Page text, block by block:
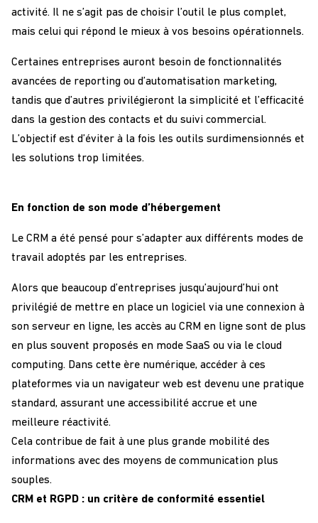
activité. Il ne s’agit pas de choisir l’outil le plus complet,
mais celui qui répond le mieux à vos besoins opérationnels.
Certaines entreprises auront besoin de fonctionnalités
avancées de reporting ou d’automatisation marketing,
tandis que d’autres privilégieront la simplicité et l’efficacité
dans la gestion des contacts et du suivi commercial.
L’objectif est d’éviter à la fois les outils surdimensionnés et
les solutions trop limitées.
En fonction de son mode d’hébergement
Le CRM a été pensé pour s’adapter aux différents modes de
travail adoptés par les entreprises.
Alors que beaucoup d’entreprises jusqu’aujourd’hui ont
privilégié de mettre en place un logiciel via une connexion à
son serveur en ligne, les accès au CRM en ligne sont de plus
en plus souvent proposés en mode SaaS ou via le cloud
computing. Dans cette ère numérique, accéder à ces
plateformes via un navigateur web est devenu une pratique
standard, assurant une accessibilité accrue et une
meilleure réactivité.
Cela contribue de fait à une plus grande mobilité des
informations avec des moyens de communication plus
souples.
CRM et RGPD : un critère de conformité essentiel